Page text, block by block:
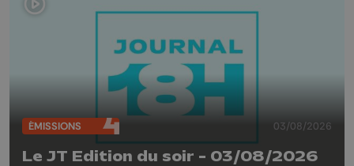
ÉMISSIONS 03/08/2026
Le JT Edition du soir - 03/08/2026